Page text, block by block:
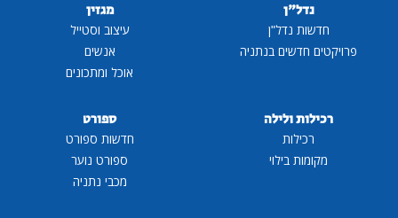
נדל"ן
חדשות נדל"ן
פרויקטים חדשים בנתניה
מגזין
עיצוב וסטייל
אנשים
אוכל ומתכונים
רכילות ולילה
רכילות
מקומות בילוי
ספורט
חדשות ספורט
ספורט נוער
מכבי נתניה